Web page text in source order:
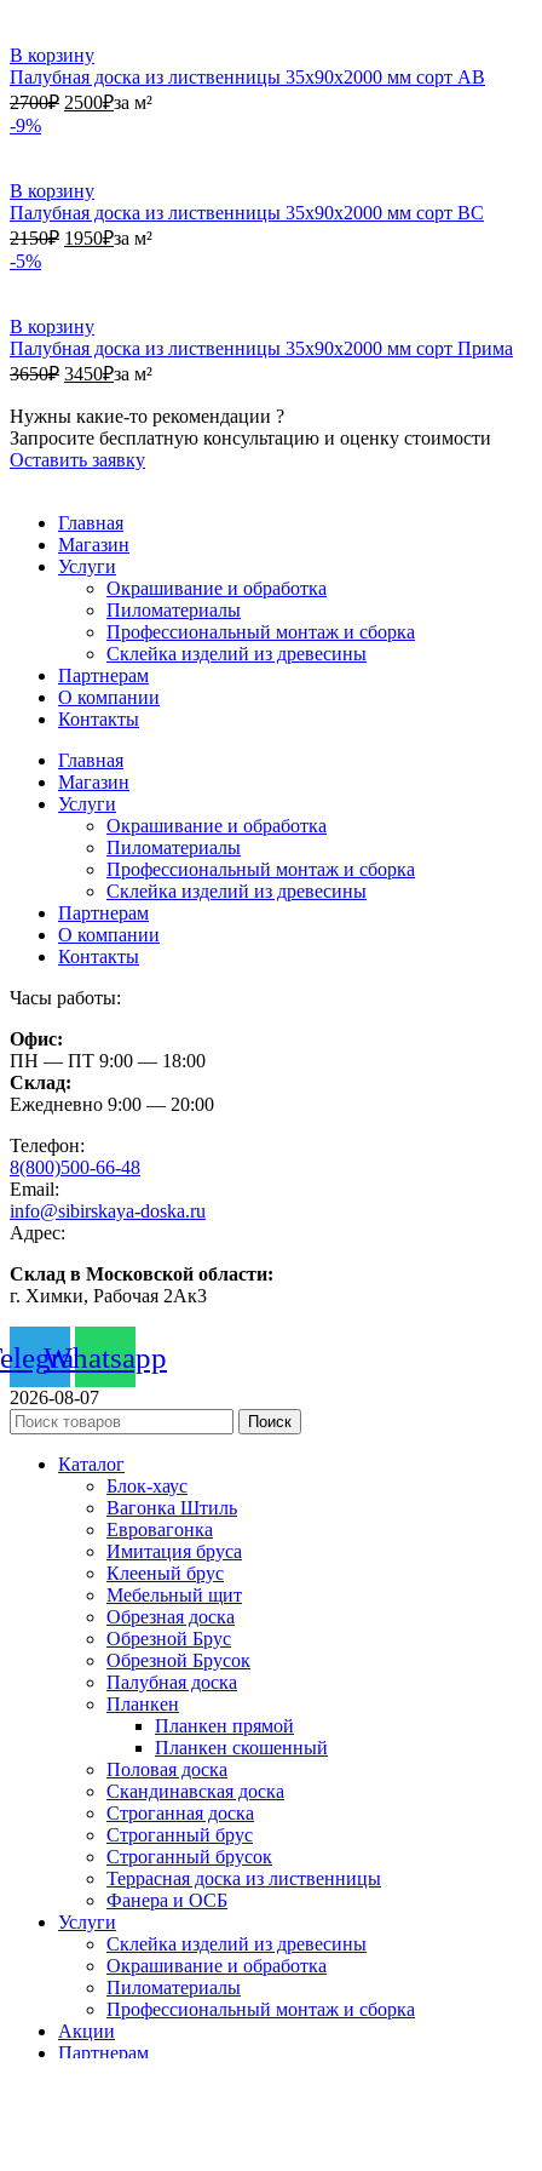
В корзину
Палубная доска из лиственницы 35х90х2000 мм сорт АВ
2700₽ 2700₽.
2500₽2500₽.
за м²
-9%
В корзину
Палубная доска из лиственницы 35х90х2000 мм сорт ВС
2150₽ 2150₽.
1950₽1950₽.
за м²
-5%
В корзину
Палубная доска из лиственницы 35х90х2000 мм сорт Прима
3650₽ 3650₽.
3450₽3450₽.
за м²
Нужны какие-то рекомендации ?
Запросите бесплатную консультацию и оценку стоимости
Оставить заявку
Главная
Магазин
Услуги
Окрашивание и обработка
Пиломатериалы
Профессиональный монтаж и сборка
Склейка изделий из древесины
Партнерам
О компании
Контакты
Главная
Магазин
Услуги
Окрашивание и обработка
Пиломатериалы
Профессиональный монтаж и сборка
Склейка изделий из древесины
Партнерам
О компании
Контакты
Часы работы:
Офис:
ПН — ПТ 9:00 — 18:00
Склад:
Ежедневно 9:00 — 20:00
Телефон:
8(800)500-66-48
Email:
info@sibirskaya-doska.ru
Адрес:
Склад в Московской области:
г. Химки, Рабочая 2Ак3
Whatsapp
2026-08-07
Поиск
Каталог
Блок-хаус
Вагонка Штиль
Евровагонка
Имитация бруса
Клееный брус
Мебельный щит
Обрезная доска
Обрезной Брус
Обрезной Брусок
Палубная доска
Планкен
Планкен прямой
Планкен скошенный
Половая доска
Скандинавская доска
Строганная доска
Строганный брус
Строганный брусок
Террасная доска из лиственницы
Фанера и ОСБ
Услуги
Склейка изделий из древесины
Окрашивание и обработка
Пиломатериалы
Профессиональный монтаж и сборка
Акции
Партнерам